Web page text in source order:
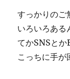
すっかりのご
いろいろある
てかSNSと
こっちに手が